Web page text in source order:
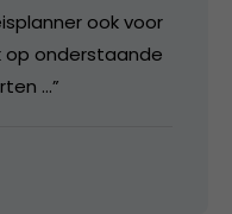
ook voor
op onderstaande
…”